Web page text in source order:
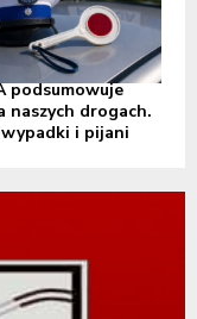
podsumowuje
naszych drogach.
i pijani